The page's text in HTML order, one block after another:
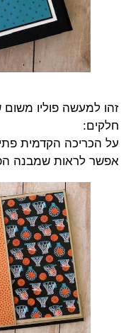
זהו למעשה פוליו משום
חלקים:
על הכריכה הקדמית
אפשר לראות שמבנה